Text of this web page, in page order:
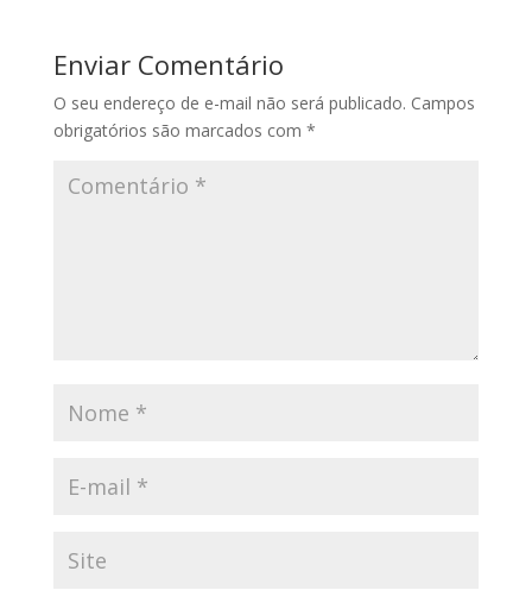
Enviar Comentário
O seu endereço de e-mail não será publicado. Campos
obrigatórios são marcados com *